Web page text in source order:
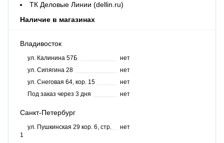
ТК Деловые Линии (dellin.ru)
Наличие в магазинах
Владивосток
ул. Калинина 57Б
нет
ул. Сипягина 28
нет
ул. Снеговая 64, кор. 15
нет
Под заказ через 3 дня
нет
Санкт-Петербург
ул. Пушкинская 29 кор. 6, стр.
1
нет